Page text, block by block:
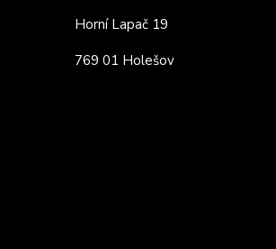
Horní Lapač 19
769 01 Holešov